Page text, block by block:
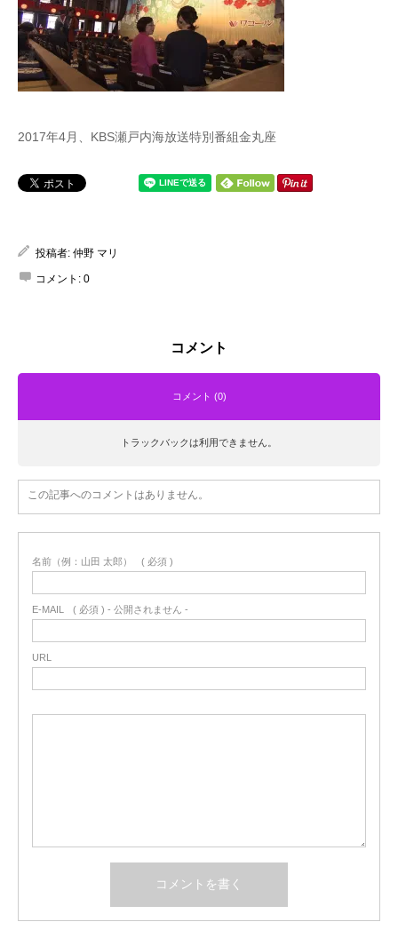
2017年4月、KBS瀬戸内海放送特別番組金丸座
投稿者: 仲野 マリ
コメント: 0
コメント
コメント (0)
トラックバックは利用できません。
この記事へのコメントはありません。
名前（例：山田 太郎） ( 必須 )
E-MAIL ( 必須 ) - 公開されません -
URL